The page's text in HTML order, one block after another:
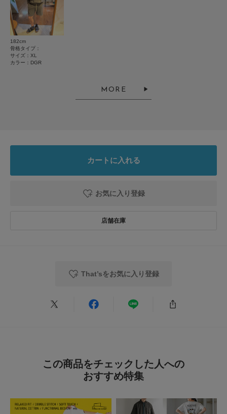
182cm
骨格タイプ：
サイズ：XL
カラー：DGR
MORE
カートに入れる
お気に入り登録
That’sをお気に入り登録
この商品をチェックした人への
おすすめ特集